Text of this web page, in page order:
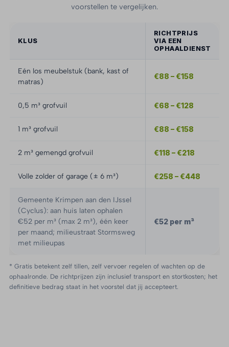
voorstellen te vergelijken.
KLUS
RICHTPRIJS
VIA EEN
OPHAALDIENST
Eén los meubelstuk (bank, kast of
matras)
€88 – €158
0,5 m³ grofvuil €68 – €128
1 m³ grofvuil €88 – €158
2 m³ gemengd grofvuil €118 – €218
Volle zolder of garage (± 6 m³) €258 – €448
Gemeente Krimpen aan den IJssel
(Cyclus): aan huis laten ophalen
€52 per m³ (max 2 m³), één keer
per maand; milieustraat Stormsweg
met milieupas
€52 per m³
* Gratis betekent zelf tillen, zelf vervoer regelen of wachten op de
ophaalronde. De richtprijzen zijn inclusief transport en stortkosten; het
definitieve bedrag staat in het voorstel dat jij accepteert.